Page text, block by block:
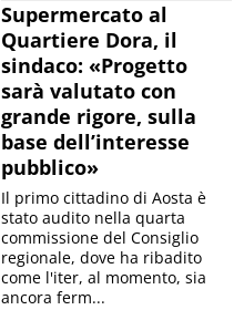
Supermercato al
Quartiere Dora, il
sindaco: «Progetto
sarà valutato con
grande rigore, sulla
base dell’interesse
pubblico»
Il primo cittadino di Aosta è
stato audito nella quarta
commissione del Consiglio
regionale, dove ha ribadito
come l'iter, al momento, sia
ancora ferm...